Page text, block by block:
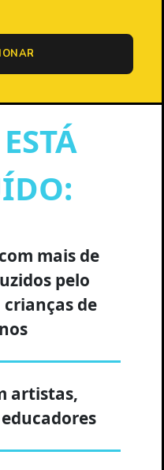
mais de
pelo
de
artistas,